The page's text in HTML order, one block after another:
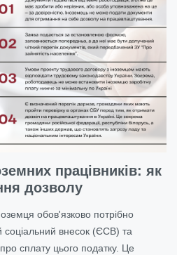
працівників: як
дозволу
обов'язково потрібно
соціальний внесок (ЄСВ) та
сплату цього податку. Це